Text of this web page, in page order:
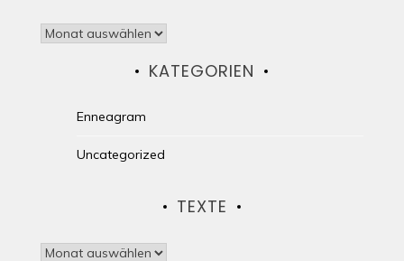
Texte
KATEGORIEN
Enneagram
Uncategorized
TEXTE
Texte